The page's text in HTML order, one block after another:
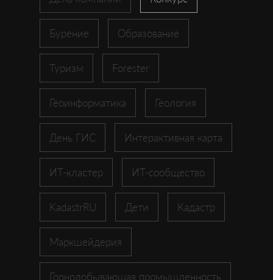
Бурение Образование
Туризм Forester
Геоинформатика Геология
День ГИС Интерактивная карта
ИТ-кластер ИТ-сообщество
KadastrRU Дети Кадастр
Маркшейдерия
Горнодобывающая промышленность